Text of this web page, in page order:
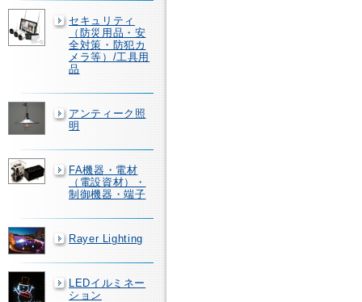
セキュリティ
（防災用品・安
全対策・防犯カ
メラ等）/工具用
品
アンティーク照
明
FA機器・電材
（電設資材）・
制御機器・端子
Rayer Lighting
LEDイルミネー
ション